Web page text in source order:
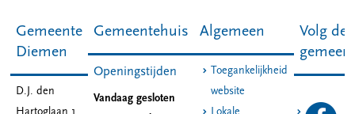
Gemeente
Diemen
D.J. den
Gemeentehuis
Openingstijden
Vandaag gesloten
Algemeen
Toegankelijkheid
website
Volg de